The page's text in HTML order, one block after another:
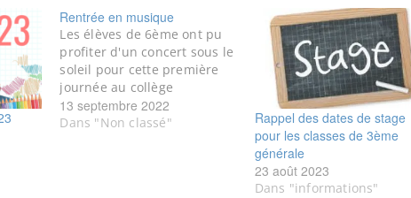
Rentrée en musique
Les élèves de 6ème ont pu
profiter d'un concert sous le
soleil pour cette première
journée au collège
13 septembre 2022
Dans "Non classé"
Rappel des dates de stage
pour les classes de 3ème
générale
23 août 2023
Dans "informations"